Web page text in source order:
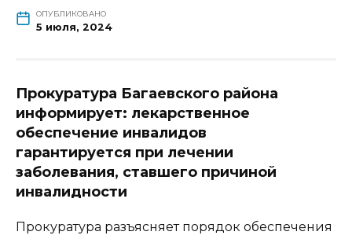
ОПУБЛИКОВАНО
5 июля, 2024
Прокуратура Багаевского района
информирует: лекарственное
обеспечение инвалидов
гарантируется при лечении
заболевания, ставшего причиной
инвалидности
Прокуратура разъясняет порядок обеспечения